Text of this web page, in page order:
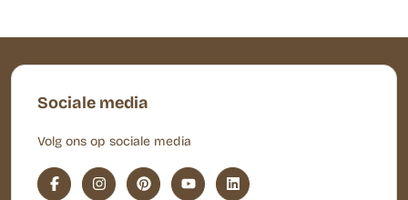
Sociale media
Volg ons op sociale media